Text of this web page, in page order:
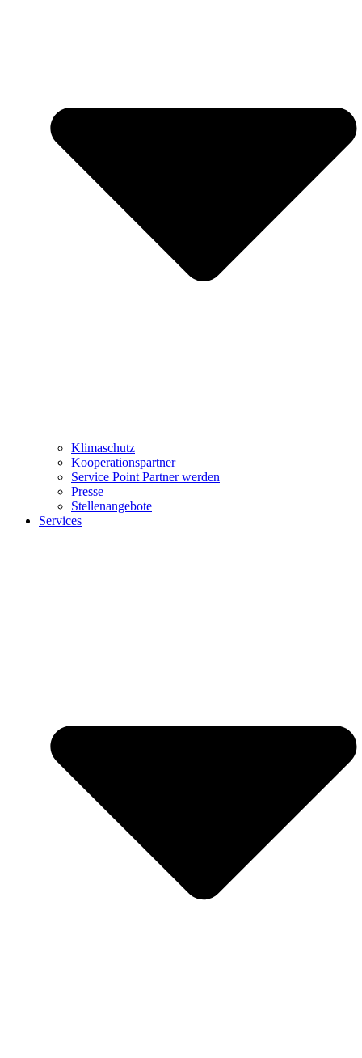
Klimaschutz
Kooperationspartner
Service Point Partner werden
Presse
Stellenangebote
Services